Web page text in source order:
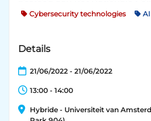
Cybersecurity technologies AI
Details
21/06/2022 - 21/06/2022
13:00 - 14:00
Hybride - Universiteit van